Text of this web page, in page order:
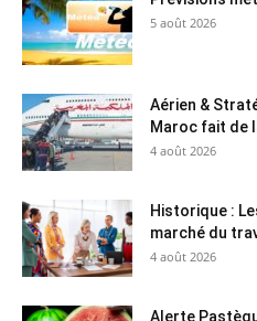
5 août 2026
Aérien &
Maroc fait de
4 août 2026
Historique :
marché du
4 août 2026
Alerte